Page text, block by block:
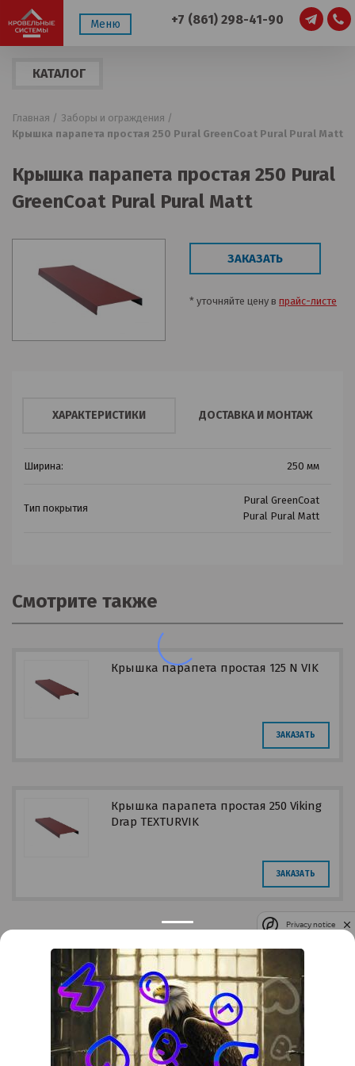
Меню +7 (861) 298-41-90
КАТАЛОГ
Главная / Заборы и ограждения /
Крышка парапета простая 250 Pural GreenCoat Pural Pural Matt
Крышка парапета простая 250 Pural
GreenCoat Pural Pural Matt
ЗАКАЗАТЬ
* уточняйте цену в прайс-листе
ХАРАКТЕРИСТИКИ ДОСТАВКА И МОНТАЖ
Ширина: 250 мм
Тип покрытия
Pural GreenCoat
Pural Pural Matt
Смотрите также
Крышка парапета простая 125 N VIK
ЗАКАЗАТЬ
Крышка парапета простая 250 Viking
Drap ТEXTURVIK
ЗАКАЗАТЬ
Контакты
Краснодар Тимашевск Темрюк
+7 (861) 298-41-90 +7 (861) 298-41-90
Российская, дом 269/10А
Privacy notice